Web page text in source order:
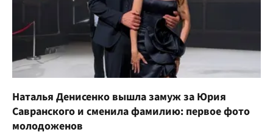
Наталья Денисенко вышла замуж за Юрия
Савранского и сменила фамилию: первое фото
молодоженов